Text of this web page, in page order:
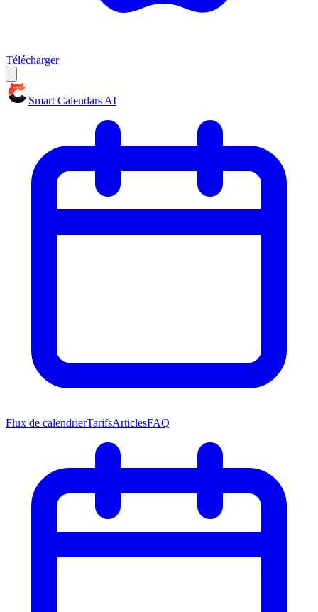
Télécharger
Smart Calendars AI
Flux de calendrierTarifsArticlesFAQ